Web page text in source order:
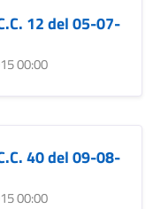
12 del 05-07-
00:00
40 del 09-08-
00:00